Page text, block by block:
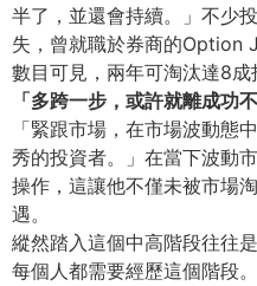
半了，並還會持續。」 不少
失，曾就職於券商的Option
數目可見， 兩年可淘汰達8成
「多跨一步，或許就離成功不
「緊跟市場，在市場波動態
秀的投資者。」在當下波動
操作，這讓他不僅未被市場淘
遇。
縱然踏入這個中高階段往往
每個人都需要經歷這個階段